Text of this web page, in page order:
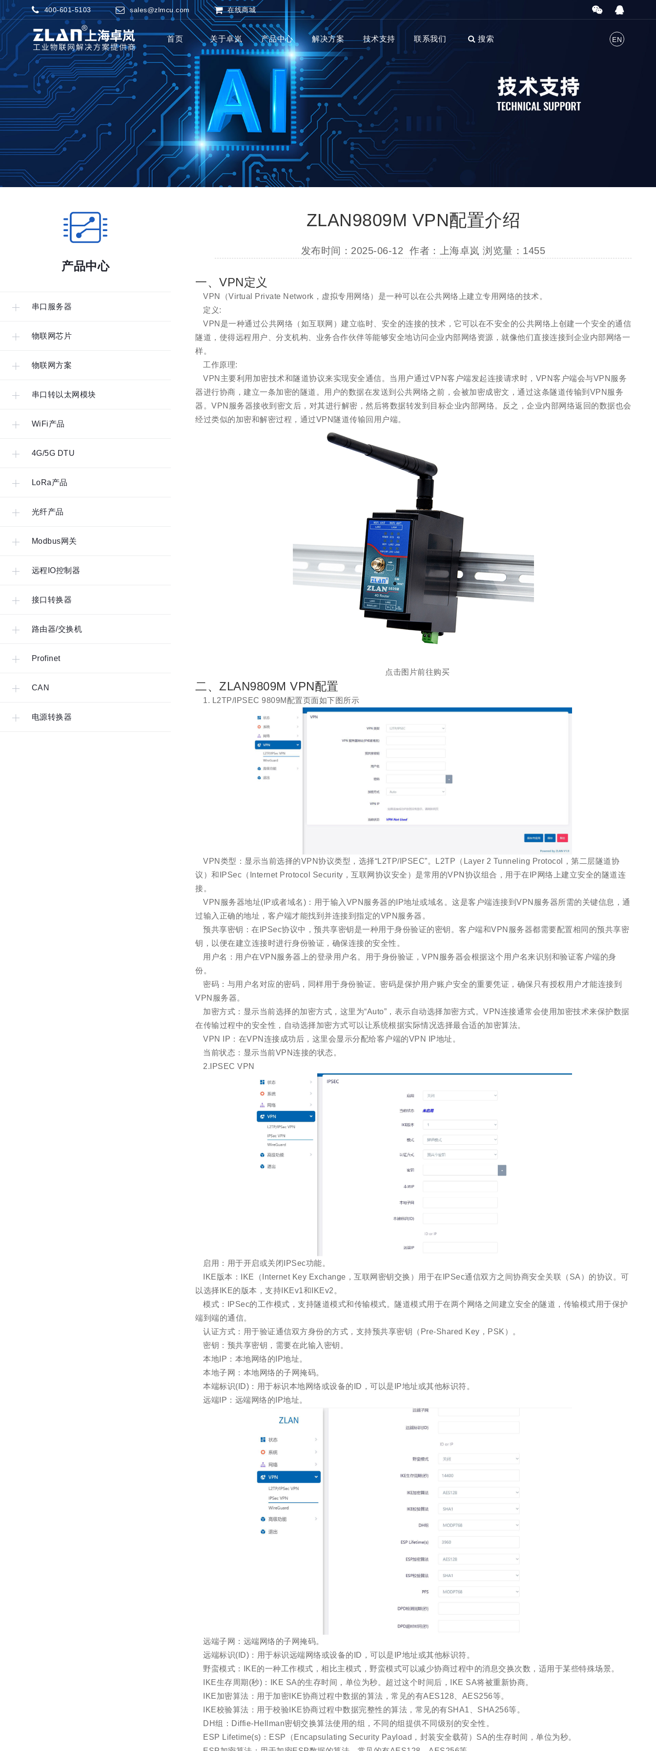
400-601-5103 sales@zlmcu.com 在线商城
首页 关于卓岚 产品中心 解决方案 技术支持 联系我们 搜索 EN
产品中心
串口服务器
物联网芯片
物联网方案
串口转以太网模块
WiFi产品
4G/5G DTU
LoRa产品
光纤产品
Modbus网关
远程IO控制器
接口转换器
路由器/交换机
Profinet
CAN
电源转换器
ZLAN9809M VPN配置介绍
发布时间：2025-06-12 作者：上海卓岚 浏览量：1455
一、VPN定义
VPN（Virtual Private Network，虚拟专用网络）是一种可以在公共网络上建立专用网络的技术。
定义:
VPN是一种通过公共网络（如互联网）建立临时、安全的连接的技术，它可以在不安全的公共网络上创建一个安全的通信
隧道，使得远程用户、分支机构、业务合作伙伴等能够安全地访问企业内部网络资源，就像他们直接连接到企业内部网络一
样。
工作原理:
VPN主要利用加密技术和隧道协议来实现安全通信。当用户通过VPN客户端发起连接请求时，VPN客户端会与VPN服务
器进行协商，建立一条加密的隧道。用户的数据在发送到公共网络之前，会被加密成密文，通过这条隧道传输到VPN服务
器。VPN服务器接收到密文后，对其进行解密，然后将数据转发到目标企业内部网络。反之，企业内部网络返回的数据也会
经过类似的加密和解密过程，通过VPN隧道传输回用户端。
点击图片前往购买
二、ZLAN9809M VPN配置
1. L2TP/IPSEC 9809M配置页面如下图所示
VPN类型：显示当前选择的VPN协议类型，选择“L2TP/IPSEC”。L2TP（Layer 2 Tunneling Protocol，第二层隧道协
议）和IPSec（Internet Protocol Security，互联网协议安全）是常用的VPN协议组合，用于在IP网络上建立安全的隧道连
接。
VPN服务器地址(IP或者域名)：用于输入VPN服务器的IP地址或域名。这是客户端连接到VPN服务器所需的关键信息，通
过输入正确的地址，客户端才能找到并连接到指定的VPN服务器。
预共享密钥：在IPSec协议中，预共享密钥是一种用于身份验证的密钥。客户端和VPN服务器都需要配置相同的预共享密
钥，以便在建立连接时进行身份验证，确保连接的安全性。
用户名：用户在VPN服务器上的登录用户名。用于身份验证，VPN服务器会根据这个用户名来识别和验证客户端的身
份。
密码：与用户名对应的密码，同样用于身份验证。密码是保护用户账户安全的重要凭证，确保只有授权用户才能连接到
VPN服务器。
加密方式：显示当前选择的加密方式，这里为“Auto”，表示自动选择加密方式。VPN连接通常会使用加密技术来保护数据
在传输过程中的安全性，自动选择加密方式可以让系统根据实际情况选择最合适的加密算法。
VPN IP：在VPN连接成功后，这里会显示分配给客户端的VPN IP地址。
当前状态：显示当前VPN连接的状态。
2.IPSEC VPN
启用：用于开启或关闭IPSec功能。
IKE版本：IKE（Internet Key Exchange，互联网密钥交换）用于在IPSec通信双方之间协商安全关联（SA）的协议。可
以选择IKE的版本，支持IKEv1和IKEv2。
模式：IPSec的工作模式，支持隧道模式和传输模式。隧道模式用于在两个网络之间建立安全的隧道，传输模式用于保护
端到端的通信。
认证方式：用于验证通信双方身份的方式，支持预共享密钥（Pre-Shared Key，PSK）。
密钥：预共享密钥，需要在此输入密钥。
本地IP：本地网络的IP地址。
本地子网：本地网络的子网掩码。
本端标识(ID)：用于标识本地网络或设备的ID，可以是IP地址或其他标识符。
远端IP：远端网络的IP地址。
远端子网：远端网络的子网掩码。
远端标识(ID)：用于标识远端网络或设备的ID，可以是IP地址或其他标识符。
野蛮模式：IKE的一种工作模式，相比主模式，野蛮模式可以减少协商过程中的消息交换次数，适用于某些特殊场景。
IKE生存周期(秒)：IKE SA的生存时间，单位为秒。超过这个时间后，IKE SA将被重新协商。
IKE加密算法：用于加密IKE协商过程中数据的算法，常见的有AES128、AES256等。
IKE校验算法：用于校验IKE协商过程中数据完整性的算法，常见的有SHA1、SHA256等。
DH组：Diffie-Hellman密钥交换算法使用的组，不同的组提供不同级别的安全性。
ESP Lifetime(s)：ESP（Encapsulating Security Payload，封装安全载荷）SA的生存时间，单位为秒。